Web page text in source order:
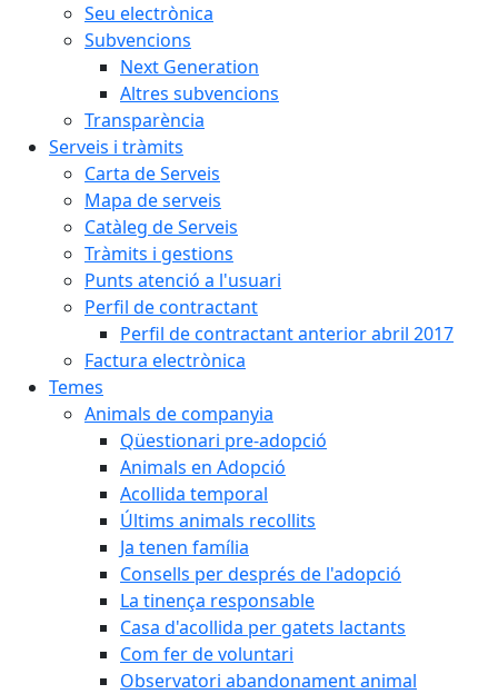
Seu electrònica
Subvencions
Next Generation
Altres subvencions
Transparència
Serveis i tràmits
Carta de Serveis
Mapa de serveis
Catàleg de Serveis
Tràmits i gestions
Punts atenció a l'usuari
Perfil de contractant
Perfil de contractant anterior abril 2017
Factura electrònica
Temes
Animals de companyia
Qüestionari pre-adopció
Animals en Adopció
Acollida temporal
Últims animals recollits
Ja tenen família
Consells per després de l'adopció
La tinença responsable
Casa d'acollida per gatets lactants
Com fer de voluntari
Observatori abandonament animal